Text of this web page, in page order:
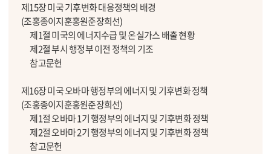
제15장 미국 기후변화 대응정책의 배경
(조홍종이지훈홍원준장희선)
제1절 미국의 에너지수급 및 온실가스 배출 현황
제2절 부시 행정부 이전 정책의 기조
참고문헌
제16장 미국 오바마 행정부의 에너지 및 기후변화 정책
(조홍종이지훈홍원준장희선)
제1절 오바마 1기 행정부의 에너지 및 기후변화 정책
제2절 오바마 2기 행정부의 에너지 및 기후변화 정책
참고문헌